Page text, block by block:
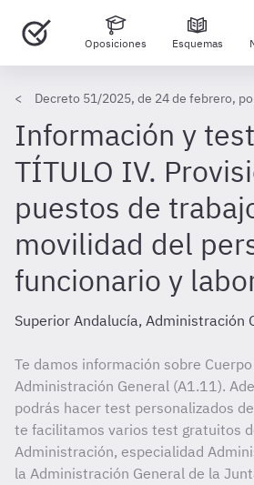
Oposiciones Esquemas
Decreto 51/2025, de 24 de febrero,
Información y
TÍTULO IV.
puestos de
movilidad del
funcionario y
Superior Andalucía, Administración
Te damos información sobre
Administración General (A1.11).
podrás hacer test personalizados
te facilitamos varios test gratuitos
Administración, especialidad
la Administración General de la